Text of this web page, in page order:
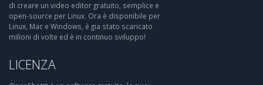
di creare un video editor gratuito, semplice e
open-source per Linux. Ora è disponibile per
Linux, Mac e Windows, è gia stato scaricato
milioni di volte ed è in continuo sviluppo!
LICENZA